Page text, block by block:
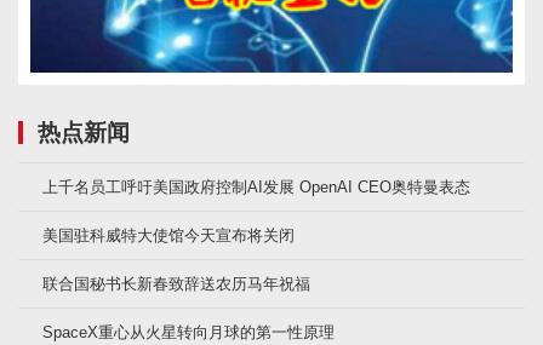
热点新闻
上千名员工呼吁美国政府控制AI发展 OpenAI CEO奥特曼表态
美国驻科威特大使馆今天宣布将关闭
联合国秘书长新春致辞送农历马年祝福
SpaceX重心从火星转向月球的第一性原理